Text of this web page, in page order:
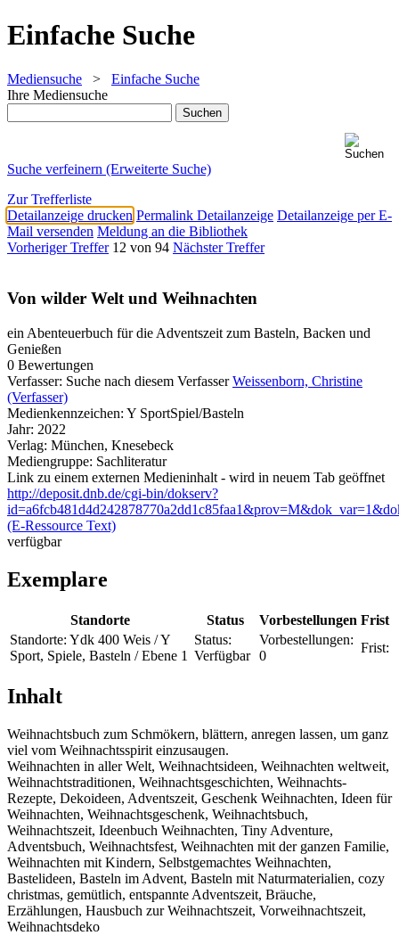
Einfache Suche
Mediensuche > Einfache Suche
Ihre Mediensuche
Suche verfeinern (Erweiterte Suche)
Zur Trefferliste
Detailanzeige drucken Permalink Detailanzeige Detailanzeige per E-
Mail versenden Meldung an die Bibliothek
Vorheriger Treffer 12 von 94 Nächster Treffer
Von wilder Welt und Weihnachten
ein Abenteuerbuch für die Adventszeit zum Basteln, Backen und
Genießen
0 Bewertungen
Verfasser: Suche nach diesem Verfasser Weissenborn, Christine
(Verfasser)
Medienkennzeichen: Y SportSpiel/Basteln
Jahr: 2022
Verlag: München, Knesebeck
Mediengruppe: Sachliteratur
Link zu einem externen Medieninhalt - wird in neuem Tab geöffnet
http://deposit.dnb.de/cgi-bin/dokserv?
(E-Ressource Text)
verfügbar
Exemplare
Standorte Status Vorbestellungen Frist
Standorte: Ydk 400 Weis / Y
Sport, Spiele, Basteln / Ebene 1
Status:
Verfügbar
Vorbestellungen:
0
Frist:
Inhalt
Weihnachtsbuch zum Schmökern, blättern, anregen lassen, um ganz
viel vom Weihnachtsspirit einzusaugen.
Weihnachten in aller Welt, Weihnachtsideen, Weihnachten weltweit,
Weihnachtstraditionen, Weihnachtsgeschichten, Weihnachts-
Rezepte, Dekoideen, Adventszeit, Geschenk Weihnachten, Ideen für
Weihnachten, Weihnachtsgeschenk, Weihnachtsbuch,
Weihnachtszeit, Ideenbuch Weihnachten, Tiny Adventure,
Adventsbuch, Weihnachtsfest, Weihnachten mit der ganzen Familie,
Weihnachten mit Kindern, Selbstgemachtes Weihnachten,
Bastelideen, Basteln im Advent, Basteln mit Naturmaterialien, cozy
christmas, gemütlich, entspannte Adventszeit, Bräuche,
Erzählungen, Hausbuch zur Weihnachtszeit, Vorweihnachtszeit,
Weihnachtsdeko